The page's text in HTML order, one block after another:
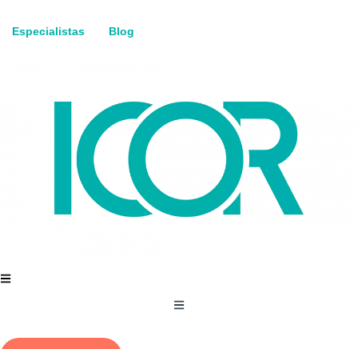
Especialistas Blog